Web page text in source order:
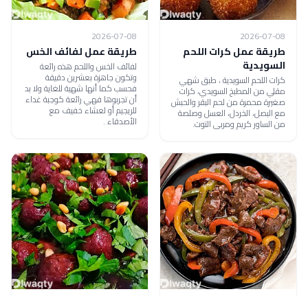
2026-07-08
طريقة عمل كرات اللحم
السويدية
كرات اللحم السويدية ، طبق شهي
مقلي من المطبخ السويدي، كرات
صغيرة محمرة من لحم البقر والحبش
مع البصل، الخردل، العسل وصلصة
من الساور كريم ومربى التوت.
2026-07-08
طريقة عمل لفائف الخس
لفائف الخس واللحم هذه رائعة
وتكون جاهزة بعشرين دقيقة
فحسب كما أنها شهية للغاية ولا بد
أن تجربوها فهي رائعة كوجبة غداء
للريجيم أو لعشاء خفيف مع
الأصدقاء .